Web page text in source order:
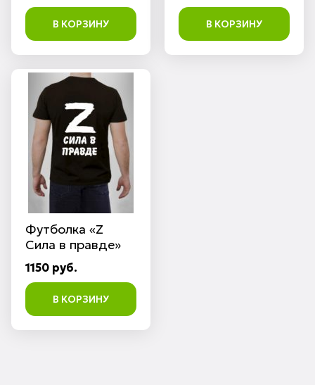
В КОРЗИНУ В КОРЗИНУ
Футболка «Z
Сила в правде»
1150 руб.
В КОРЗИНУ